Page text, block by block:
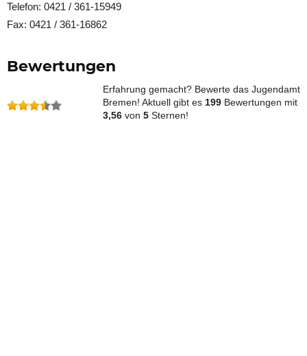
Telefon: 0421 / 361-15949
Fax: 0421 / 361-16862
Bewertungen
Erfahrung gemacht? Bewerte das Jugendamt
Bremen! Aktuell gibt es 199 Bewertungen mit
3,56 von 5 Sternen!